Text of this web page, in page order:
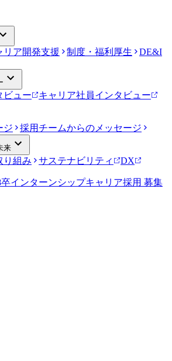
リア開発支援 制度・福利厚生 DE&I
ビュー キャリア社員インタビュー
ジ 採用チームからのメッセージ
来
り組み サステナビリティ DX
卒インターンシップキャリア採用 募集